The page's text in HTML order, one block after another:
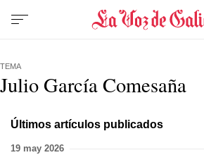
TEMA
Julio García Comesaña
Últimos artículos publicados
19 may 2026